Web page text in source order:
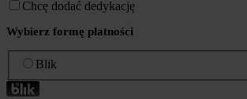
Chcę dodać dedykację
Wybierz formę płatności
Blik